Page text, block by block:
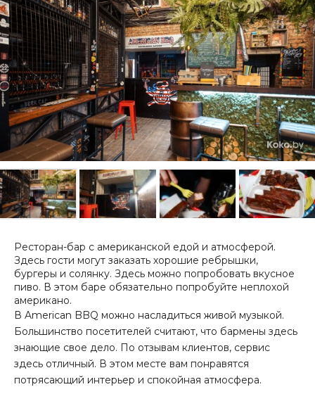
Ресторан-бар с американской едой и атмосферой.
Здесь гости могут заказать хорошие ребрышки,
бургеры и солянку. Здесь можно попробовать вкусное
пиво. В этом баре обязательно попробуйте неплохой
американо.
В American BBQ можно насладиться живой музыкой.
Большинство посетителей считают, что бармены здесь
знающие свое дело. По отзывам клиентов, сервис
здесь отличный. В этом месте вам понравятся
потрясающий интерьер и спокойная атмосфера.